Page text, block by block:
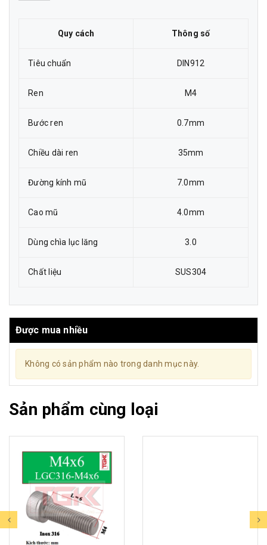
Quy cách Thông số
Tiêu chuẩn DIN912
Ren M4
Bước ren 0.7mm
Chiều dài ren 35mm
Đường kính mũ 7.0mm
Cao mũ 4.0mm
Dùng chìa lục lăng 3.0
Chất liệu SUS304
Được mua nhiều
Không có sản phẩm nào trong danh mục này.
Sản phẩm cùng loại